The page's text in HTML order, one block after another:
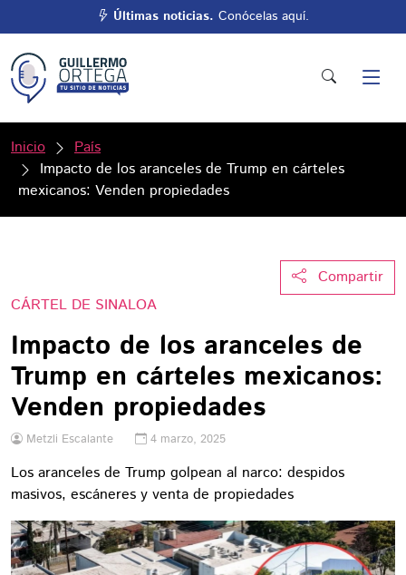
Últimas noticias. Conócelas aquí.
Inicio
País
Impacto de los aranceles de Trump en cárteles
mexicanos: Venden propiedades
Compartir
CÁRTEL DE SINALOA
Impacto de los aranceles de
Trump en cárteles mexicanos:
Venden propiedades
Metzli Escalante 4 marzo, 2025
Los aranceles de Trump golpean al narco: despidos
masivos, escáneres y venta de propiedades